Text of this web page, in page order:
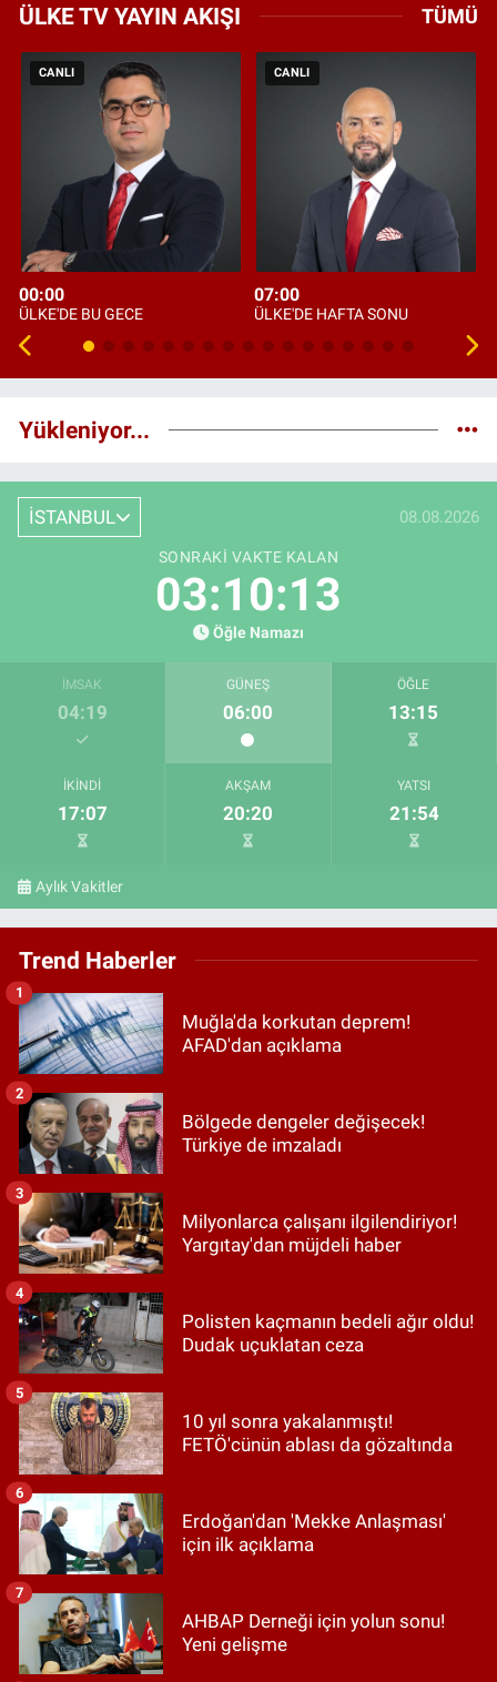
ÜLKE TV YAYIN AKIŞI TÜMÜ
CANLI
00:00
ÜLKE'DE BU GECE
CANLI
07:00
ÜLKE'DE HAFTA SONU
Yükleniyor...
İSTANBUL 08.08.2026
SONRAKI VAKTE KALAN
03:10:12
Öğle Namazı
İMSAK
04:19
GÜNEŞ
06:00
ÖĞLE
13:15
İKINDI
17:07
AKŞAM
20:20
YATSI
21:54
Aylık Vakitler
Trend Haberler
Muğla'da korkutan deprem!
AFAD'dan açıklama
1
Bölgede dengeler değişecek!
Türkiye de imzaladı
2
Milyonlarca çalışanı ilgilendiriyor!
Yargıtay'dan müjdeli haber
3
Polisten kaçmanın bedeli ağır oldu!
Dudak uçuklatan ceza
4
10 yıl sonra yakalanmıştı!
FETÖ'cünün ablası da gözaltında
5
Erdoğan'dan 'Mekke Anlaşması'
için ilk açıklama
6
AHBAP Derneği için yolun sonu!
Yeni gelişme
7